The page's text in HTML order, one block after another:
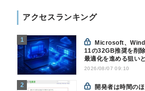
アクセスランキング
11の32GB推奨を削
最適化を進める狙い
2026/08/07 09:10